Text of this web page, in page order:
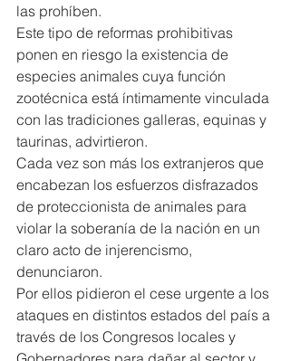
las prohíben.
Este tipo de reformas prohibitivas
ponen en riesgo la existencia de
especies animales cuya función
zootécnica está íntimamente vinculada
con las tradiciones galleras, equinas y
taurinas, advirtieron.
Cada vez son más los extranjeros que
encabezan los esfuerzos disfrazados
de proteccionista de animales para
violar la soberanía de la nación en un
claro acto de injerencismo,
denunciaron.
Por ellos pidieron el cese urgente a los
ataques en distintos estados del país a
través de los Congresos locales y